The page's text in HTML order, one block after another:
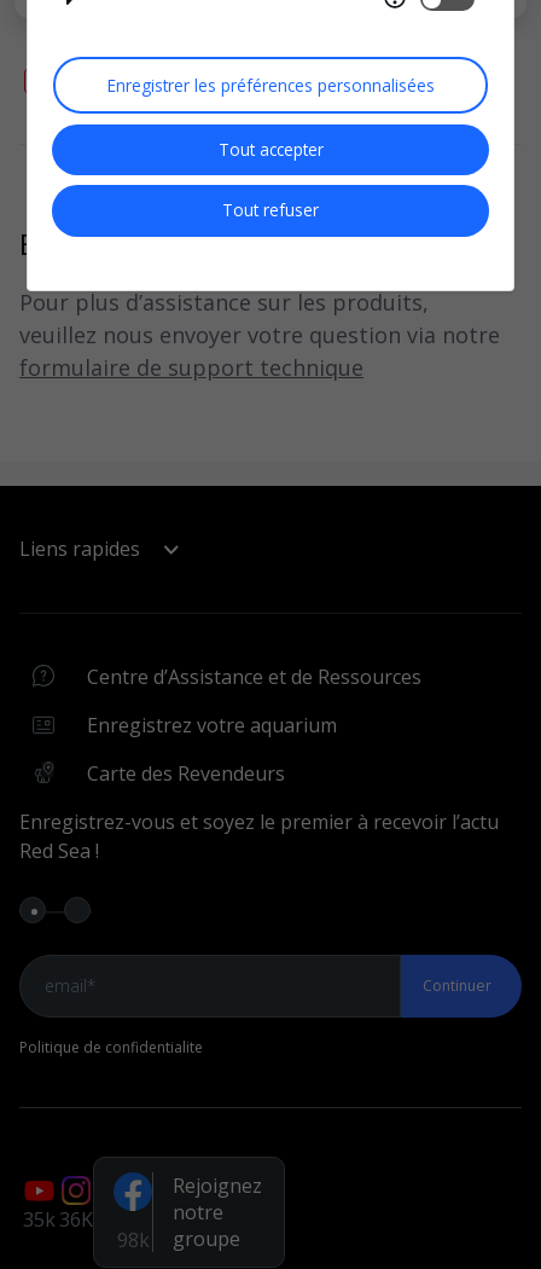
Page produit>
Encore besoin d'aide ?
Pour plus d’assistance sur les produits,
veuillez nous envoyer votre question via notre
formulaire de support technique
Liens rapides
Centre d’Assistance
Enregistrez votre aquarium
Assistants et outils
Assistant MyREEFER
Comparateur d’aquariums
MonAssistantRécifal
My Batch
Page Facebook
Chaîne YouTube
Centre d’Assistance et de Ressources
Enregistrez votre aquarium
Carte des Revendeurs
Enregistrez-vous et soyez le premier à recevoir l’actu
Red Sea !
Continuer
Politique de confidentialite
35k36K
98k
Rejoignez
notre
groupe
Enregistrer les préférences personnalisées
Tout accepter
Tout refuser